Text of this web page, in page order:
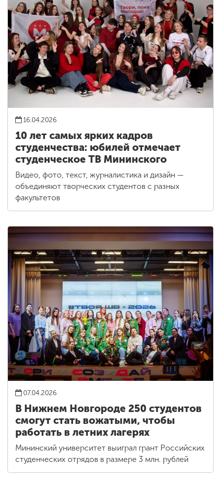
16.04.2026
10 лет самых ярких кадров
студенчества: юбилей отмечает
студенческое ТВ Мининского
Видео, фото, текст, журналистика и дизайн —
объединяют творческих студентов с разных
07.04.2026
В Нижнем Новгороде 250 студентов
смогут стать вожатыми, чтобы
работать в летних лагерях
Мининский университет выиграл грант Российских